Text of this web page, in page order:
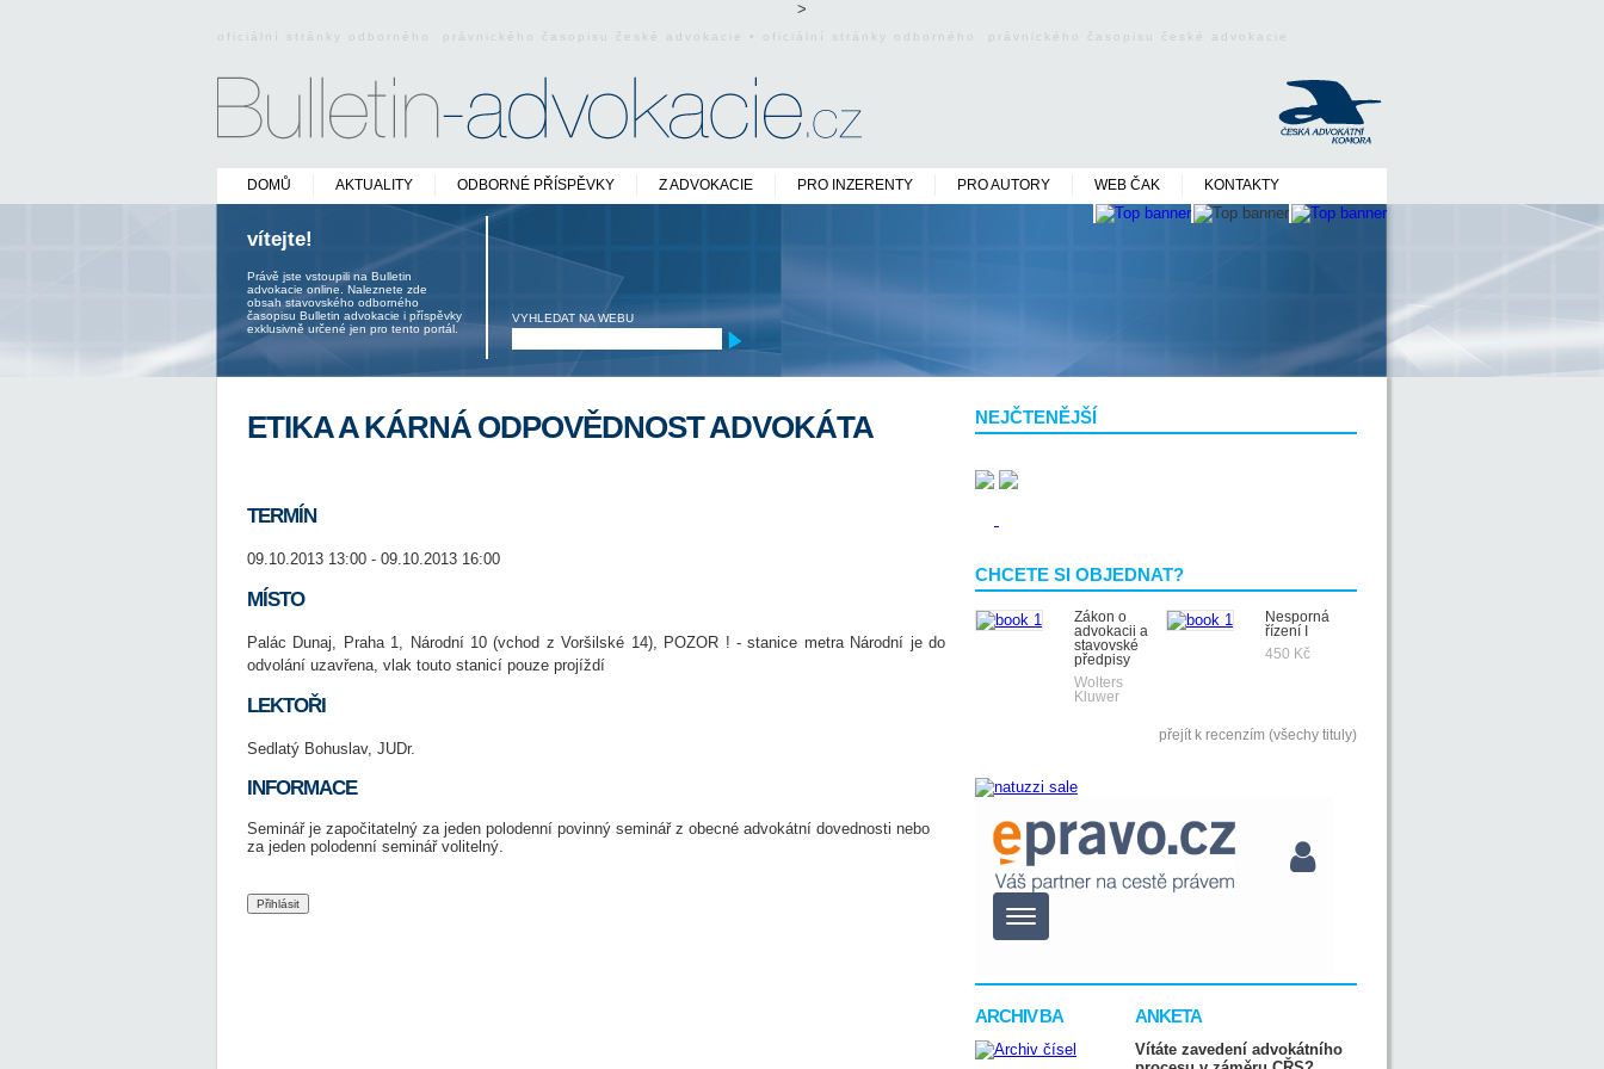
>
oficiální stránky odborného právnického časopisu české advokacie • oficiální stránky odborného právnického časopisu české advokacie
DOMŮ AKTUALITY ODBORNÉ PŘÍSPĚVKY Z ADVOKACIE PRO INZERENTY PRO AUTORY WEB ČAK KONTAKTY
vítejte!
Právě jste vstoupili na Bulletin
advokacie online. Naleznete zde
obsah stavovského odborného
časopisu Bulletin advokacie i příspěvky
exklusivně určené jen pro tento portál.
VYHLEDAT NA WEBU
NEJČTENĚJŠÍ
CHCETE SI OBJEDNAT?
Zákon o
advokacii a
stavovské
předpisy
Wolters
Kluwer
Nesporná
řízení I
450 Kč
přejít k recenzím (všechy tituly)
ARCHIV BA ANKETA
Vítáte zavedení advokátního
ETIKA A KÁRNÁ ODPOVĚDNOST ADVOKÁTA
TERMÍN
09.10.2013 13:00 - 09.10.2013 16:00
MÍSTO
Palác Dunaj, Praha 1, Národní 10 (vchod z Voršilské 14), POZOR ! - stanice metra Národní je do
odvolání uzavřena, vlak touto stanicí pouze projíždí
LEKTOŘI
Sedlatý Bohuslav, JUDr.
INFORMACE
Seminář je započitatelný za jeden polodenní povinný seminář z obecné advokátní dovednosti nebo
za jeden polodenní seminář volitelný.